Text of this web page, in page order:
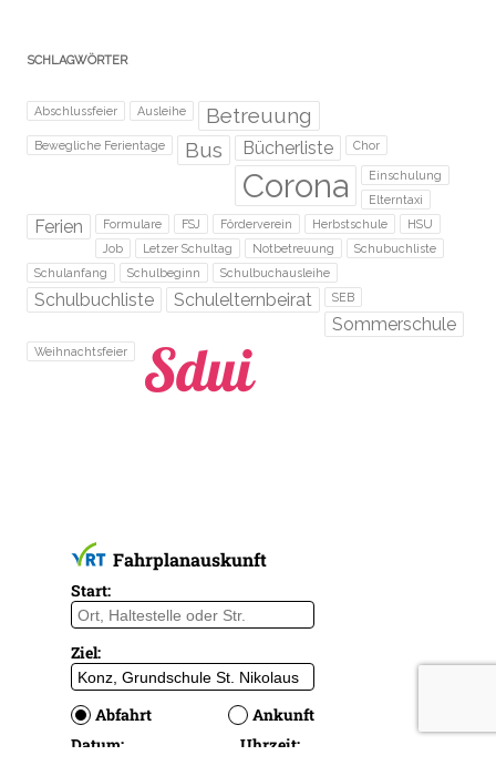
SCHLAGWÖRTER
Abschlussfeier Ausleihe Betreuung
Bewegliche Ferientage Bus Bücherliste Chor
Corona
Einschulung
Elterntaxi
Ferien Formulare FSJ Förderverein Herbstschule
HSU
Job
Letzer Schultag Notbetreuung
Schubuchliste
Schulanfang
Schulbeginn Schulbuchausleihe
Schulbuchliste Schulelternbeirat SEB
Sommerschule
Weihnachtsfeier